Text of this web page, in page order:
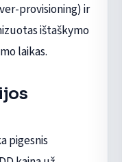
provisioning) ir
ištaškymo
laikas.
pigesnis